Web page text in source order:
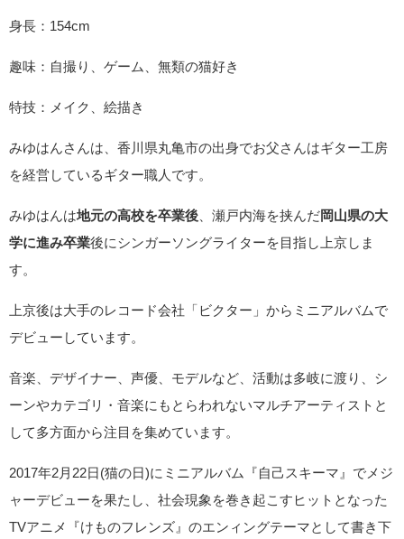
身長：154cm
趣味：自撮り、ゲーム、無類の猫好き
特技：メイク、絵描き
みゆはんさんは、香川県丸亀市の出身でお父さんはギター工房
を経営しているギター職人です。
みゆはんは地元の高校を卒業後 、瀬戸内海を挟んだ 岡山県の大
学に進み卒業後にシンガーソングライターを目指し上京しま
す。
上京後は大手のレコード会社「ビクター」からミニアルバムで
デビューしています。
音楽、デザイナー、声優、モデルなど、活動は多岐に渡り、シ
ーンやカテゴリ・音楽にもとらわれないマルチアーティストと
して多方面から注目を集めています。
2017年2月22日(猫の日)にミニアルバム『自己スキーマ』でメジ
ャーデビューを果たし、社会現象を巻き起こすヒットとなった
TVアニメ『けものフレンズ』のエンィングテーマとして書き下